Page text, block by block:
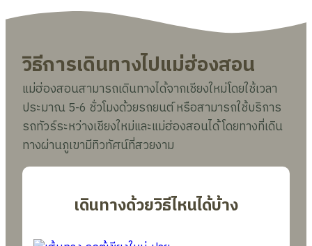
วิธีการเดินทางไปแม่ฮ่องสอน
แม่ฮ่องสอนสามารถเดินทางได้จากเชียงใหม่โดยใช้เวลา
ประมาณ 5-6 ชั่วโมงด้วยรถยนต์ หรือสามารถใช้บริการ
รถทัวร์ระหว่างเชียงใหม่และแม่ฮ่องสอนได้ โดยทางที่เดิน
ทางผ่านภูเขามีทิวทัศน์ที่สวยงาม
เดินทางด้วยวิธีไหนได้บ้าง